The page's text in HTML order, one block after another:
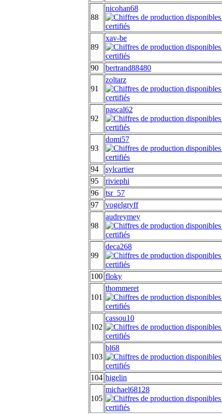
88
nicohan68
89
xav-be
90 bertrand88480
91
zoltarz
92
pascal62
93
domi57
94
sylcartier
95
riviephi
96
tsr_57
97
vogelgryff
98
audreymey
99
deca268
100 floky
101
thommeret
102
cassou10
103
bl68
104 higelin
105
michael68128